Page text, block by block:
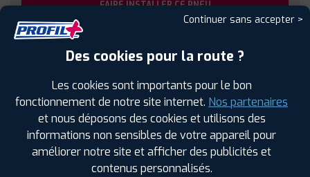
FAIRE INSTALLER CE PNEU
Sous réserve de disponibilité en agence
SPÉCIFICATIONS AVIS CLIENTS ÉTIQUETAGE
Étiquetage
Continuer sans accepter >
Des cookies pour la route ?
Les cookies sont importants pour le bon
fonctionnement de notre site internet. Nos partenaires
et nous déposons des cookies et utilisons des
informations non sensibles de votre appareil pour
améliorer notre site et afficher des publicités et
contenus personnalisés.